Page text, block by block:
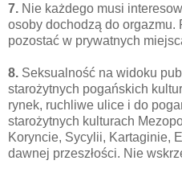
7. Nie każdego musi
osoby dochodzą do orgazmu.
pozostać w prywatnych
8. Seksualność na widoku
starożytnych pogańskich
rynek, ruchliwe ulice i do
starożytnych kulturach
Koryncie, Sycylii, Kartaginie,
dawnej przeszłości. Nie